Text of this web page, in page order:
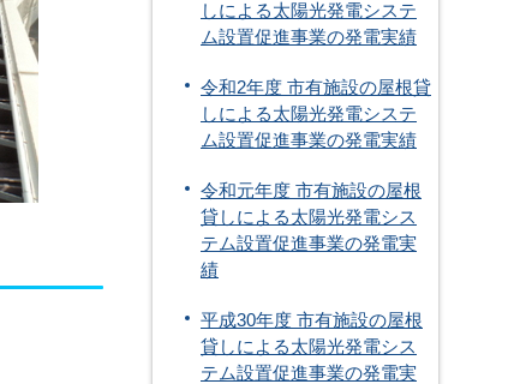
しによる太陽光発電システ
ム設置促進事業の発電実績
令和2年度 市有施設の屋根貸
しによる太陽光発電システ
ム設置促進事業の発電実績
令和元年度 市有施設の屋根
貸しによる太陽光発電シス
テム設置促進事業の発電実
績
平成30年度 市有施設の屋根
貸しによる太陽光発電シス
テム設置促進事業の発電実